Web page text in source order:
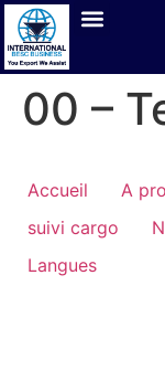
00 –
Accueil A
suivi cargo
Langues